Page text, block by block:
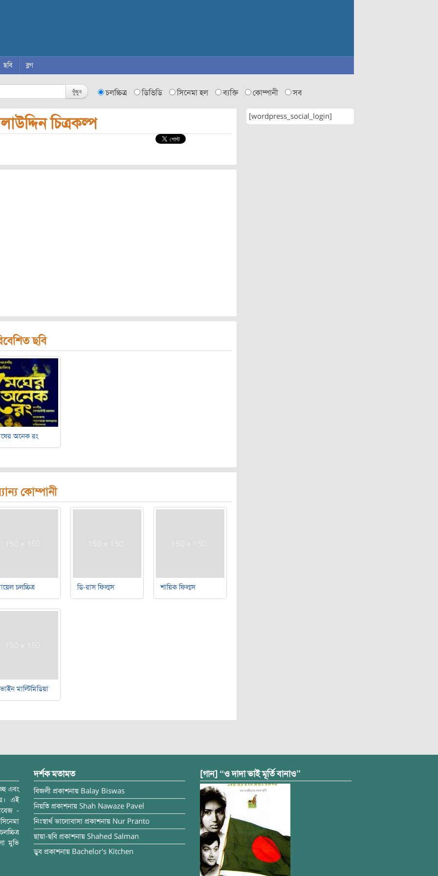
ছবি ব্লগ
খুঁজুন চলচ্চিত্র ডিভিডি সিনেমা হল ব্যক্তি কোম্পানী সব
চিত্রকল্প
ছবি
অনেক রং
কোম্পানী
চলচ্চিত্র ডি-রাস ফিল্মস শায়িক ফিল্মস
মাল্টিমিডিয়া
[wordpress_social_login]
এবং
এই
-
মুভি
দর্শক মতামত
বিজলী প্রকাশনায় Balay Biswas
নিয়তি প্রকাশনায় Shah Nawaze Pavel
নিঃস্বার্থ ভালোবাসা প্রকাশনায় Nur Pranto
ছায়া-ছবি প্রকাশনায় Shahed Salman
ডুব প্রকাশনায় Bachelor's Kitchen
[গান] “ও দাদা ভাই মূর্তি বানাও”